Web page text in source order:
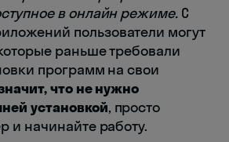
в онлайн режиме. С
пользователи могут
раньше требовали
программ на свои
что не нужно
установкой, просто
и начинайте работу.